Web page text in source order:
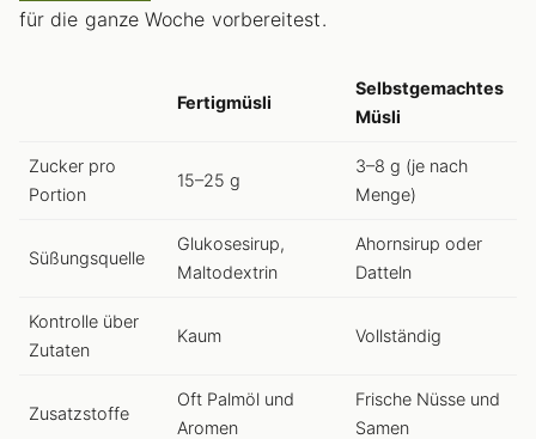
für die ganze Woche vorbereitest.
Fertigmüsli
Selbstgemachtes
Müsli
Zucker pro
Portion
15–25 g
3–8 g (je nach
Menge)
Süßungsquelle
Glukosesirup,
Maltodextrin
Ahornsirup oder
Datteln
Kontrolle über
Zutaten
Kaum Vollständig
Zusatzstoffe
Oft Palmöl und
Aromen
Frische Nüsse und
Samen